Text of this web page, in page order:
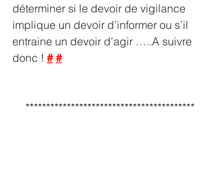
déterminer si le devoir de vigilance
implique un devoir d’informer ou s’il
entraine un devoir d’agir …..A suivre
donc ! # #
*****************************************